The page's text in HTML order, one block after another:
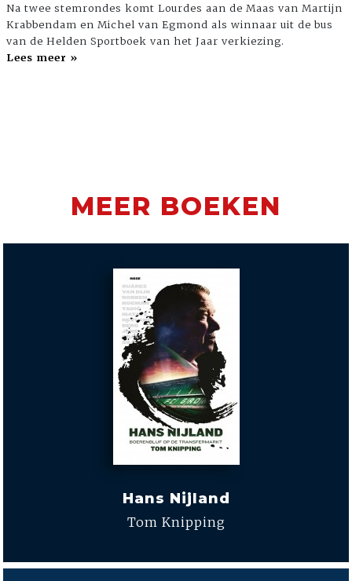
Na twee stemrondes komt Lourdes aan de Maas van Martijn
Krabbendam en Michel van Egmond als winnaar uit de bus
van de Helden Sportboek van het Jaar verkiezing.
Lees meer »
MEER BOEKEN
Hans Nijland
Tom Knipping